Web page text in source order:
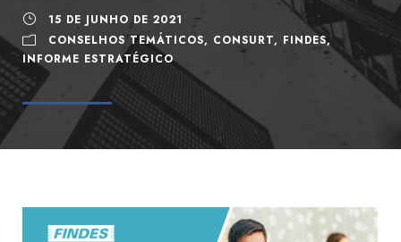
15 DE JUNHO DE 2021
CONSELHOS TEMÁTICOS, CONSURT, FINDES,
INFORME ESTRATÉGICO